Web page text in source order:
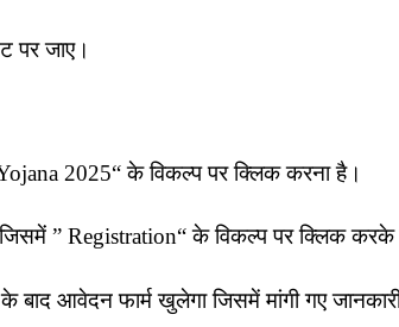
पर जाए।
2025“ के विकल्प पर क्लिक करना है।
” Registration“ के विकल्प पर क्लिक
बाद आवेदन फार्म खुलेगा जिसमें मांगी गए